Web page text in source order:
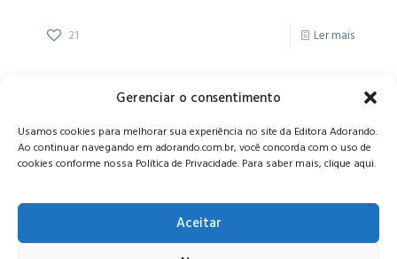
Gerenciar o consentimento
Usamos cookies para melhorar sua experiência no site da Editora Adorando.
Ao continuar navegando em adorando.com.br, você concorda com o uso de
cookies conforme nossa Política de Privacidade. Para saber mais, clique aqui.
Aceitar
21 Ler mais
Alameda Oscar Niemeyer, 1033 – 7º Andar - Portaria 04, Vila da
Serra - Nova Lima/MG, CEP: 34006-065 - MG
CONTATO:editora@adorando.com.br